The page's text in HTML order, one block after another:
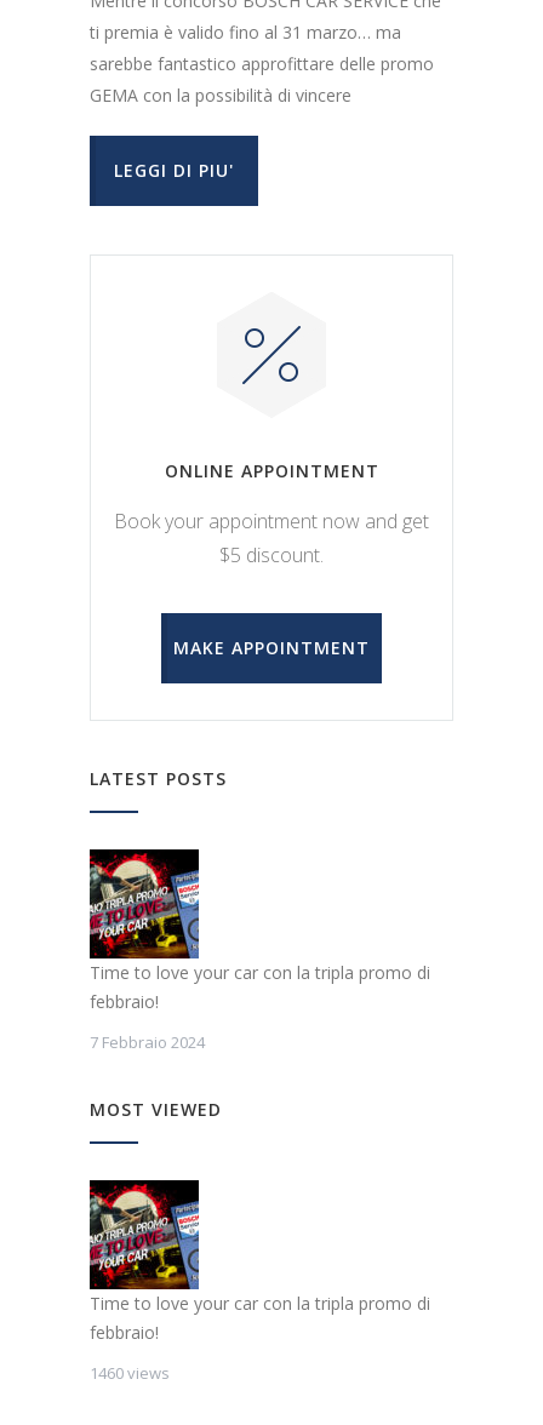
ti premia è valido fino al 31 marzo… ma
sarebbe fantastico approfittare delle promo
GEMA con la possibilità di vincere
LEGGI DI PIU'
ONLINE APPOINTMENT
Book your appointment now and get
$5 discount.
MAKE APPOINTMENT
LATEST POSTS
Time to love your car con la tripla promo di
febbraio!
7 Febbraio 2024
MOST VIEWED
Time to love your car con la tripla promo di
febbraio!
1460 views